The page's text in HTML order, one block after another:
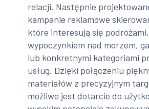
relacji. Następnie
kampanie reklamowe
które interesują się podróżami,
wypoczynkiem nad morzem,
lub konkretnymi kategoriami
usług. Dzięki połączeniu
materiałów z precyzyjnym
możliwe jest dotarcie do